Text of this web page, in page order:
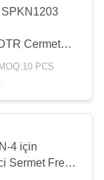
Cermet
Dönüştürme
PCS
4 için
Sermet Freze